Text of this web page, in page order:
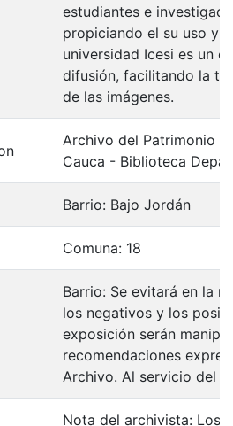
estudiantes e
propiciando el su uso y
universidad Icesi es un
difusión, facilitando la
de las imágenes.
Archivo del Patrimonio
Cauca - Biblioteca
Barrio: Bajo Jordán
Comuna: 18
Barrio: Se evitará en la
los negativos y los
exposición serán
recomendaciones
Archivo. Al servicio del
Nota del archivista: Los